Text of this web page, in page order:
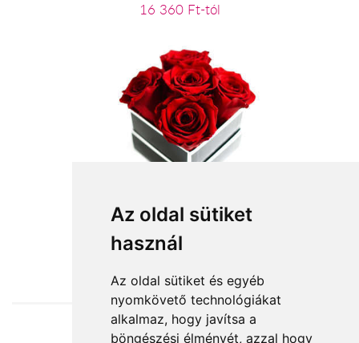
Az oldal sütiket
használ
Az oldal sütiket és egyéb
nyomkövető technológiákat
alkalmaz, hogy javítsa a
böngészési élményét, azzal hogy
16 360 Ft-tól
Könnyedén!
19 600 Ft-tól